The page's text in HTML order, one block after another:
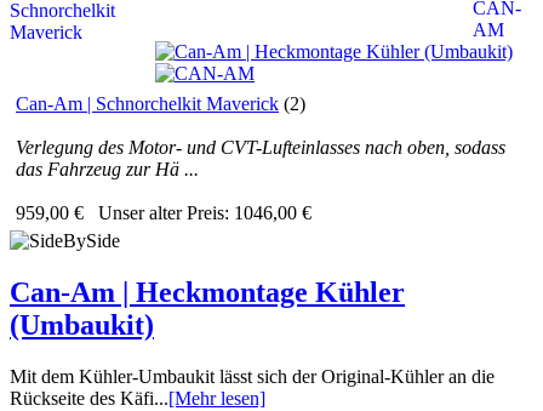
Can-Am | Schnorchelkit Maverick (2)
Verlegung des Motor- und CVT-Lufteinlasses nach oben, sodass
das Fahrzeug zur Hä ...
959,00 € Unser alter Preis: 1046,00 €
Can-Am | Heckmontage Kühler
(Umbaukit)
Mit dem Kühler-Umbaukit lässt sich der Original-Kühler an die
Rückseite des Käfi...[Mehr lesen]